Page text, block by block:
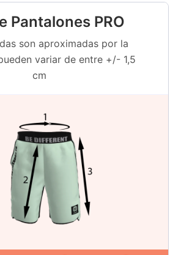
Pantalones PRO
son aproximadas por la
variar de entre +/- 1,5
cm